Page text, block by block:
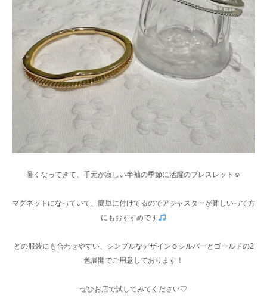
暑くなってきて、手元が寂しい半袖の季節に活躍のブレスレット☺︎
マグネットになっていて、簡単に付けてるのでアジャスターが難しいって方
にもおすすめです
どの服装にも合わせやすい、シンプルなデザイン☺︎シルバーとゴールドの2
色展開でご用意しております！
ぜひお店で試してみてください♡